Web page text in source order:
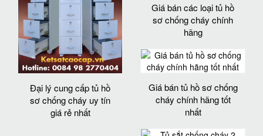
Đại lý cung cấp tủ hồ
sơ chống cháy uy tín
giá rẻ nhất
Giá bán các loại tủ hồ
sơ chống cháy chính
hãng
Giá bán tủ hồ sơ chống
cháy chính hãng tốt
nhất